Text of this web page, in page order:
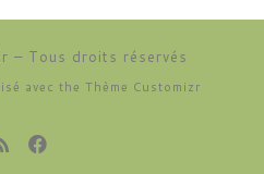
– Tous droits réservés
avec the Thème Customizr